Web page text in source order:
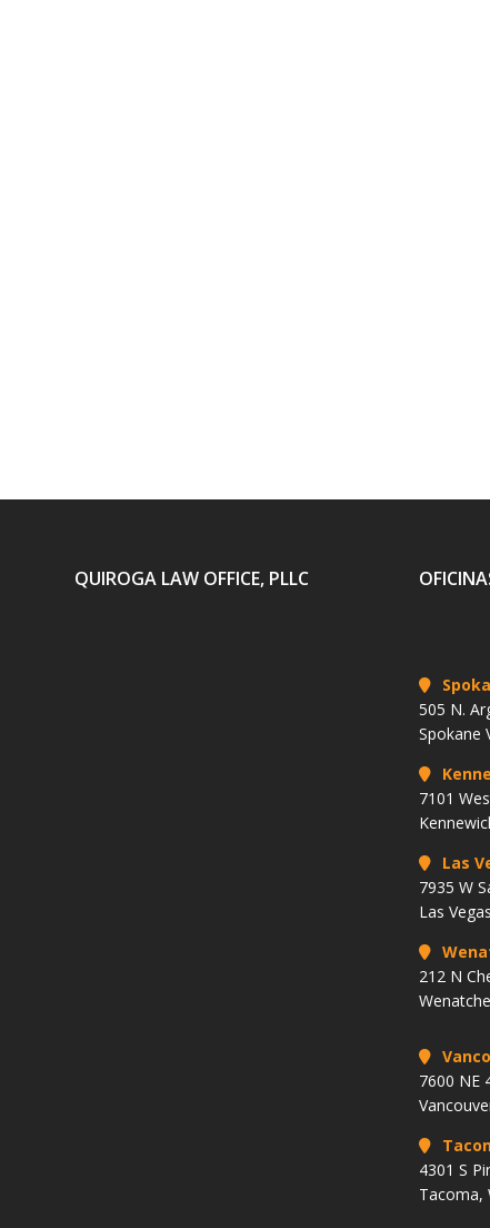
QUIROGA LAW OFFICE, PLLC
505 N.
Spokane
7101
Las
7935 W
Las
212 N
7600 NE
4301 S
Tacoma,